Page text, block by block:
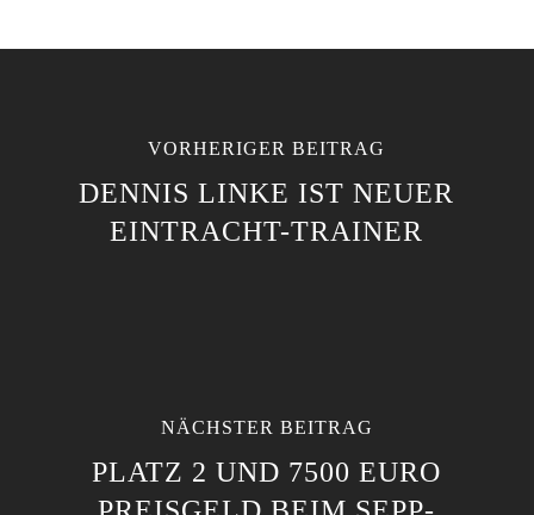
VORHERIGER BEITRAG
DENNIS LINKE IST NEUER
EINTRACHT-TRAINER
NÄCHSTER BEITRAG
PLATZ 2 UND 7500 EURO